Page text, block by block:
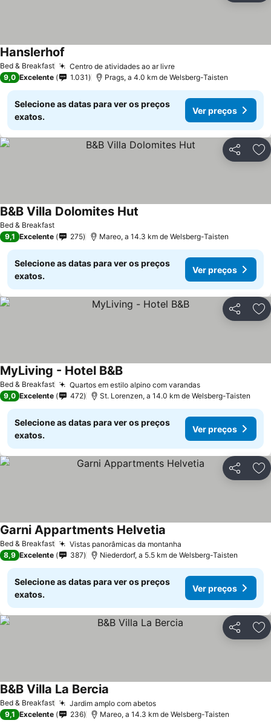
Bed & Breakfast Centro de atividades ao ar livre
Hanslerhof
9,0 Excelente 1.031 Prags, a 4.0 km de Welsberg-Taisten
Selecione as datas para ver os preços
exatos.
Ver preços
Partilhar
Bed & Breakfast
B&B Villa Dolomites Hut
9,1 Excelente 275 Mareo, a 14.3 km de Welsberg-Taisten
Selecione as datas para ver os preços
exatos.
Ver preços
Partilhar
Bed & Breakfast Quartos em estilo alpino com varandas
MyLiving - Hotel B&B
9,0 Excelente 472 St. Lorenzen, a 14.0 km de Welsberg-Taisten
Selecione as datas para ver os preços
exatos.
Ver preços
Partilhar
Bed & Breakfast Vistas panorâmicas da montanha
Garni Appartments Helvetia
8,9 Excelente 387 Niederdorf, a 5.5 km de Welsberg-Taisten
Selecione as datas para ver os preços
exatos.
Ver preços
Partilhar
Bed & Breakfast Jardim amplo com abetos
B&B Villa La Bercia
9,1 Excelente 236 Mareo, a 14.3 km de Welsberg-Taisten